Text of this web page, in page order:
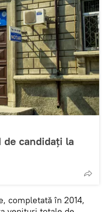
de candidaţi la
completată în 2014,